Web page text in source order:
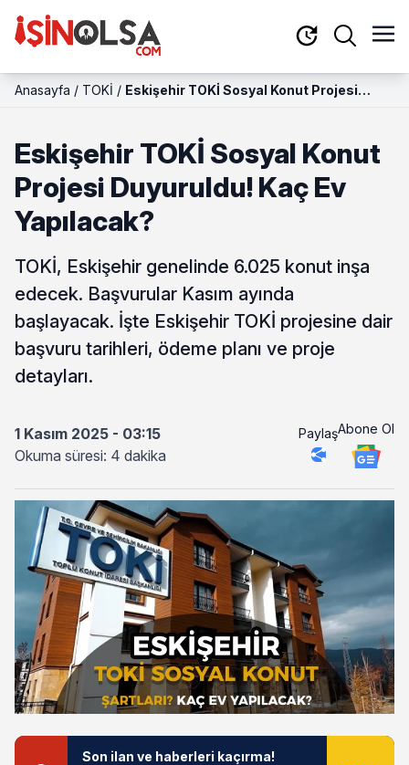
Anasayfa / TOKİ / Eskişehir TOKİ Sosyal Konut Projesi
Eskişehir TOKİ Sosyal Konut
Projesi Duyuruldu! Kaç Ev
Yapılacak?
TOKİ, Eskişehir genelinde 6.025 konut inşa
edecek. Başvurular Kasım ayında
başlayacak. İşte Eskişehir TOKİ projesine dair
başvuru tarihleri, ödeme planı ve proje
detayları.
1 Kasım 2025 - 03:15
Okuma süresi: 4 dakika
PaylaşAbone Ol
Son ilan ve haberleri kaçırma!